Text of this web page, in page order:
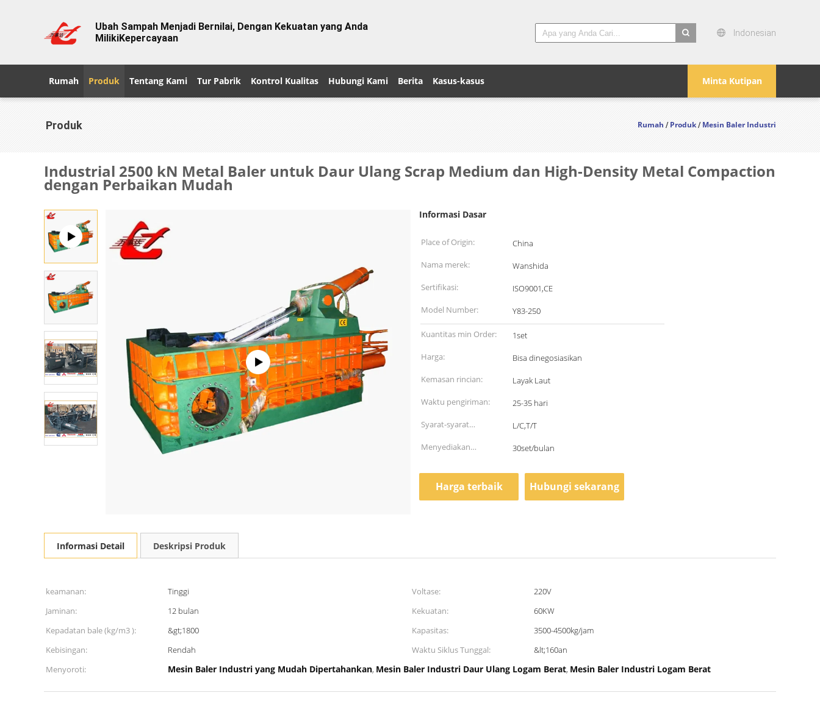
Ubah Sampah Menjadi Bernilai, Dengan Kekuatan yang Anda
MilikiKepercayaan
Indonesian
Minta Kutipan
Rumah Produk Tentang Kami Tur Pabrik Kontrol Kualitas Hubungi Kami Berita Kasus-kasus
Produk Rumah /Produk/Mesin Baler Industri
Industrial 2500 kN Metal Baler untuk Daur Ulang Scrap Medium dan High-Density Metal Compaction
dengan Perbaikan Mudah
Informasi Dasar
Place of Origin:
China
Nama merek:
Wanshida
Sertifikasi:
ISO9001,CE
Model Number:
Y83-250
Kuantitas min Order:
1set
Harga:
Bisa dinegosiasikan
Kemasan rincian:
Layak Laut
Waktu pengiriman:
25-35 hari
Syarat-syarat
pembayaran:
L/C,T/T
Menyediakan
30set/bulan
Harga terbaik Hubungi sekarang
Informasi Detail Deskripsi Produk
keamanan: Tinggi Voltase:
220V
Jaminan:
12 bulan Kekuatan:
60KW
Kepadatan bale (kg/m3 ):
&gt;1800 Kapasitas:
3500-4500kg/jam
Kebisingan:
Rendah Waktu Siklus Tunggal:
&lt;160an
Menyoroti:
Mesin Baler Industri yang Mudah Dipertahankan, Mesin Baler Industri Daur Ulang Logam Berat, Mesin Baler Industri Logam Berat